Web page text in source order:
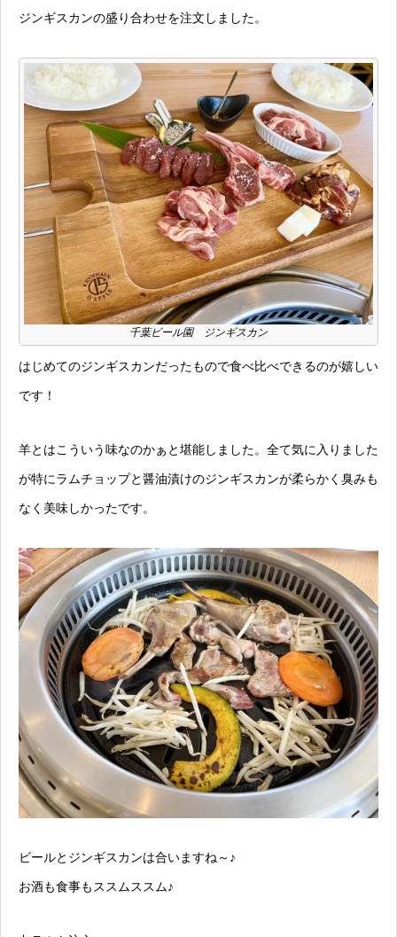
ジンギスカンの盛り合わせを注文しました。
千葉ビール園 ジンギスカン
はじめてのジンギスカンだったもので食べ比べできるのが嬉しい
です！
羊とはこういう味なのかぁと堪能しました。全て気に入りました
が特にラムチョップと醤油漬けのジンギスカンが柔らかく臭みも
なく美味しかったです。
ビールとジンギスカンは合いますね～♪
お酒も食事もススムススム♪